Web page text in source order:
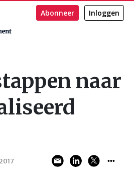
Abonneer Inloggen
naar